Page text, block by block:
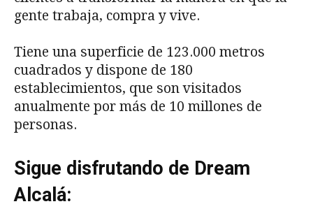
gente trabaja, compra y vive.
Tiene una superficie de 123.000 metros
cuadrados y dispone de 180
establecimientos, que son visitados
anualmente por más de 10 millones de
personas.
Sigue disfrutando de Dream
Alcalá: